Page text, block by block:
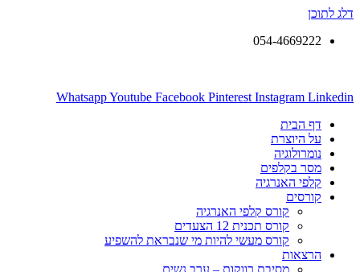
דלג לתוכן
054-4669222
WhatsappYoutube Facebook Pinterest Instagram Linkedin
דף הבית
על היוצרת
נומרולוגיה
מסר בקלפים
קלפי האנרגיה
קורסים
קורס קלפי האנרגיה
קורס תכנית 12 הצעדים
קורס מעשי להיות מי שנבראת להשפיע
הרצאות
מסיבת רווקות – ערב נשים